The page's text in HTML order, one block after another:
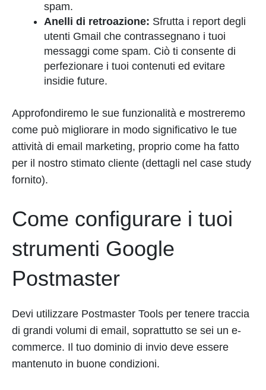
spam.
Anelli di retroazione: Sfrutta i report degli
utenti Gmail che contrassegnano i tuoi
messaggi come spam. Ciò ti consente di
perfezionare i tuoi contenuti ed evitare
insidie future.
Approfondiremo le sue funzionalità e mostreremo
come può migliorare in modo significativo le tue
attività di email marketing, proprio come ha fatto
per il nostro stimato cliente (dettagli nel case study
fornito).
Come configurare i tuoi
strumenti Google
Postmaster
Devi utilizzare Postmaster Tools per tenere traccia
di grandi volumi di email, soprattutto se sei un e-
commerce. Il tuo dominio di invio deve essere
mantenuto in buone condizioni.